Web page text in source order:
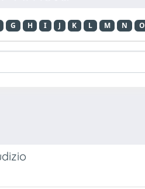
G H I J K L M N O